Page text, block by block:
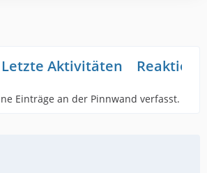
Letzte Aktivitäten
Einträge an der Pinnwand verfasst.